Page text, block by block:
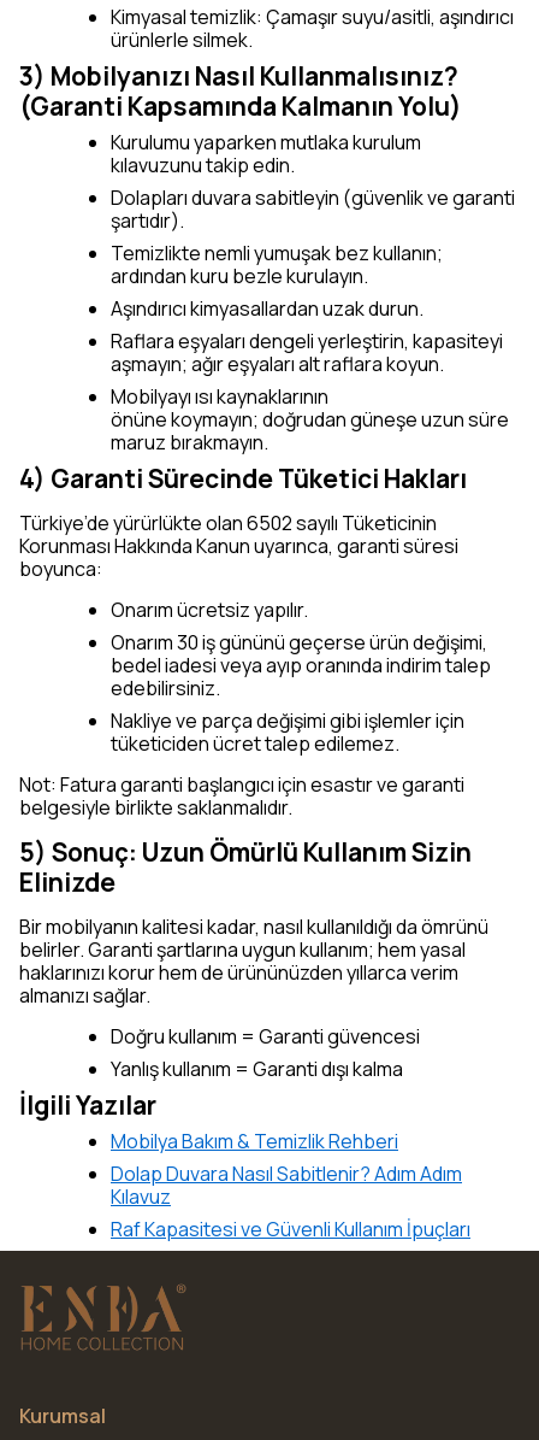
Kimyasal temizlik: Çamaşır suyu/asitli, aşındırıcı
ürünlerle silmek.
3) Mobilyanızı Nasıl Kullanmalısınız?
(Garanti Kapsamında Kalmanın Yolu)
Kurulumu yaparken mutlaka kurulum
kılavuzunu takip edin.
Dolapları duvara sabitleyin (güvenlik ve garanti
şartıdır).
Temizlikte nemli yumuşak bez kullanın;
ardından kuru bezle kurulayın.
Aşındırıcı kimyasallardan uzak durun.
Raflara eşyaları dengeli yerleştirin, kapasiteyi
aşmayın; ağır eşyaları alt raflara koyun.
Mobilyayı ısı kaynaklarının
önüne koymayın; doğrudan güneşe uzun süre
maruz bırakmayın.
4) Garanti Sürecinde Tüketici Hakları
Türkiye’de yürürlükte olan 6502 sayılı Tüketicinin
Korunması Hakkında Kanun uyarınca, garanti süresi
boyunca:
Onarım ücretsiz yapılır.
Onarım 30 iş gününü geçerse ürün değişimi,
bedel iadesi veya ayıp oranında indirim talep
edebilirsiniz.
Nakliye ve parça değişimi gibi işlemler için
tüketiciden ücret talep edilemez.
Not: Fatura garanti başlangıcı için esastır ve garanti
belgesiyle birlikte saklanmalıdır.
5) Sonuç: Uzun Ömürlü Kullanım Sizin
Elinizde
Bir mobilyanın kalitesi kadar, nasıl kullanıldığı da ömrünü
belirler. Garanti şartlarına uygun kullanım; hem yasal
haklarınızı korur hem de ürününüzden yıllarca verim
almanızı sağlar.
Doğru kullanım = Garanti güvencesi
Yanlış kullanım = Garanti dışı kalma
İlgili Yazılar
Mobilya Bakım & Temizlik Rehberi
Dolap Duvara Nasıl Sabitlenir? Adım Adım
Kılavuz
Raf Kapasitesi ve Güvenli Kullanım İpuçları
Kurumsal